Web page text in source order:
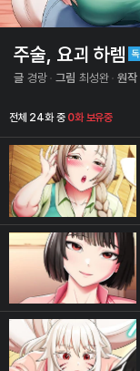
주술, 요괴 하렘
글 경랑 그림 최성완 원작
전체 24화 중 0화 보유중